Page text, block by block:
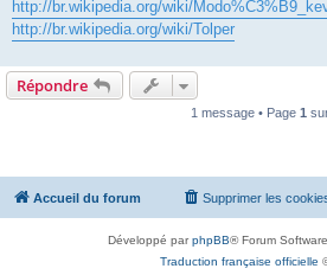
http://br.wikipedia.org/wiki/
http://br.wikipedia.org/wiki/Tolper
Répondre
1 message • Page 1
Accueil du forum Supprimer les
Développé parphpBB® Forum
Traduction française officielle